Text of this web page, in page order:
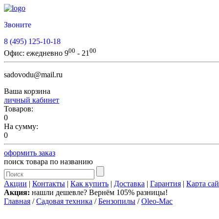
Звоните
8 (495) 125-10-18
Офис: ежедневно 900 - 21 00
sadovodu@mail.ru
Ваша корзина
личный кабинет
Товаров:
0
На сумму:
0
оформить заказ
поиск товара по названию
Акции | Контакты | Как купить | Доставка | Гарантия | Карта
Акция: нашли дешевле? Вернём 105% разницы!
Главная /Садовая техника /Бензопилы /Oleo-Mac